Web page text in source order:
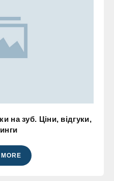
на зуб. Ціни, відгуки,